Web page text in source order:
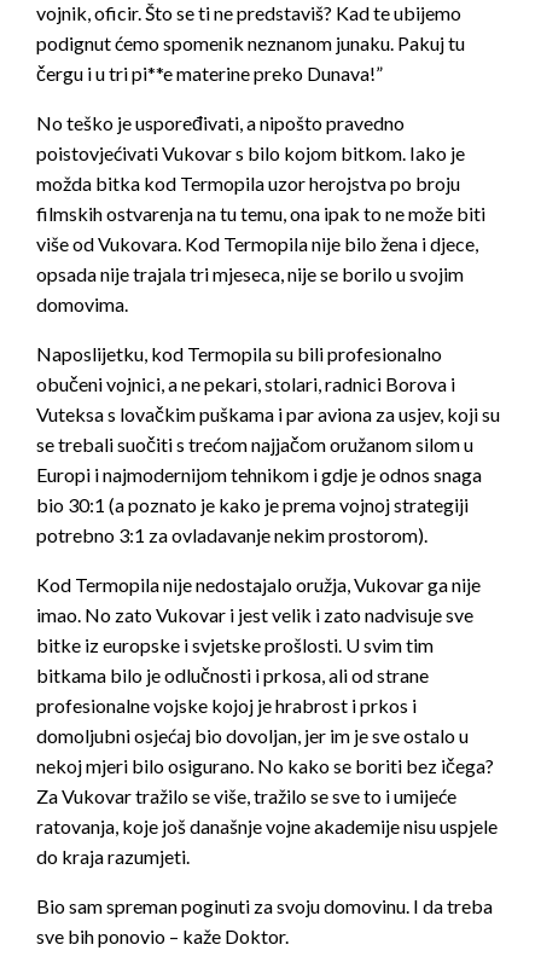
vojnik, oficir. Što se ti ne predstaviš? Kad te ubijemo
podignut ćemo spomenik neznanom junaku. Pakuj tu
čergu i u tri pi**e materine preko Dunava!”
No teško je uspoređivati, a nipošto pravedno
poistovjećivati Vukovar s bilo kojom bitkom. Iako je
možda bitka kod Termopila uzor herojstva po broju
filmskih ostvarenja na tu temu, ona ipak to ne može biti
više od Vukovara. Kod Termopila nije bilo žena i djece,
opsada nije trajala tri mjeseca, nije se borilo u svojim
domovima.
Naposlijetku, kod Termopila su bili profesionalno
obučeni vojnici, a ne pekari, stolari, radnici Borova i
Vuteksa s lovačkim puškama i par aviona za usjev, koji su
se trebali suočiti s trećom najjačom oružanom silom u
Europi i najmodernijom tehnikom i gdje je odnos snaga
bio 30:1 (a poznato je kako je prema vojnoj strategiji
potrebno 3:1 za ovladavanje nekim prostorom).
Kod Termopila nije nedostajalo oružja, Vukovar ga nije
imao. No zato Vukovar i jest velik i zato nadvisuje sve
bitke iz europske i svjetske prošlosti. U svim tim
bitkama bilo je odlučnosti i prkosa, ali od strane
profesionalne vojske kojoj je hrabrost i prkos i
domoljubni osjećaj bio dovoljan, jer im je sve ostalo u
nekoj mjeri bilo osigurano. No kako se boriti bez ičega?
Za Vukovar tražilo se više, tražilo se sve to i umijeće
ratovanja, koje još današnje vojne akademije nisu uspjele
do kraja razumjeti.
Bio sam spreman poginuti za svoju domovinu. I da treba
sve bih ponovio – kaže Doktor.